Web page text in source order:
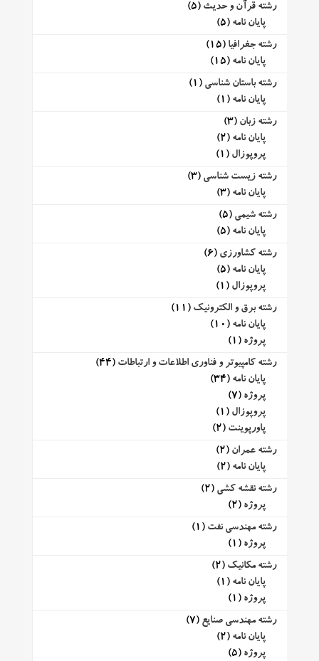
رشته قرآن و حدیث (5)
پایان نامه (5)
رشته جغرافیا (15)
پایان نامه (15)
رشته باستان شناسی (1)
پایان نامه (1)
رشته زبان (3)
پایان نامه (2)
پروپوزال (1)
رشته زیست شناسی (3)
پایان نامه (3)
رشته شیمی (5)
پایان نامه (5)
رشته کشاورزی (6)
پایان نامه (5)
پروپوزال (1)
رشته برق و الکترونیک (11)
پایان نامه (10)
پروژه (1)
رشته کامپیوتر و فناوری اطلاعات و ارتباطات (44)
پایان نامه (34)
پروژه (7)
پروپوزال (1)
پاورپوینت (2)
رشته عمران (2)
پایان نامه (2)
رشته نقشه کشی (2)
پروژه (2)
رشته مهندسی نفت (1)
پروژه (1)
رشته مکانیک (2)
پایان نامه (1)
پروژه (1)
رشته مهندسی صنایع (7)
پایان نامه (2)
پروژه (5)